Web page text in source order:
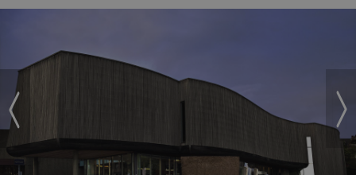
Zurück